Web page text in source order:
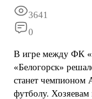
3641
0
В игре между ФК
«Белогорск»
станет чемпионом
футболу. Хозяевам